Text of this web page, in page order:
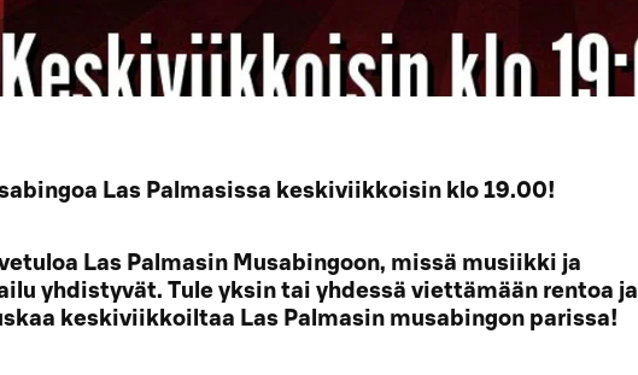
Las Palmasissa keskiviikkoisin klo 19.00!
Las Palmasin Musabingoon, missä musiikki ja
yhdistyvät. Tule yksin tai yhdessä viettämään rentoa ja
keskiviikkoiltaa Las Palmasin musabingon parissa!